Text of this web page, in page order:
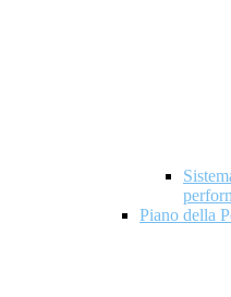
Piano della